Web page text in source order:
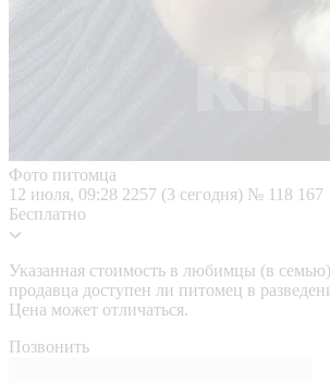
Фото питомца
12 июля, 09:28 2257 (3 сегодня) № 118 167
Бесплатно
Указанная стоимость в любимцы (в
продавца доступен ли питомец в
Цена может отличаться.
Позвонить